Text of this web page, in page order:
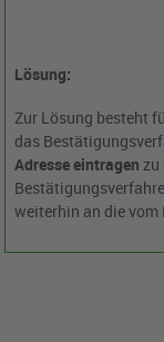
Lösung:
Zur Lösung besteht
das
Adresse eintragen zu
weiterhin an die